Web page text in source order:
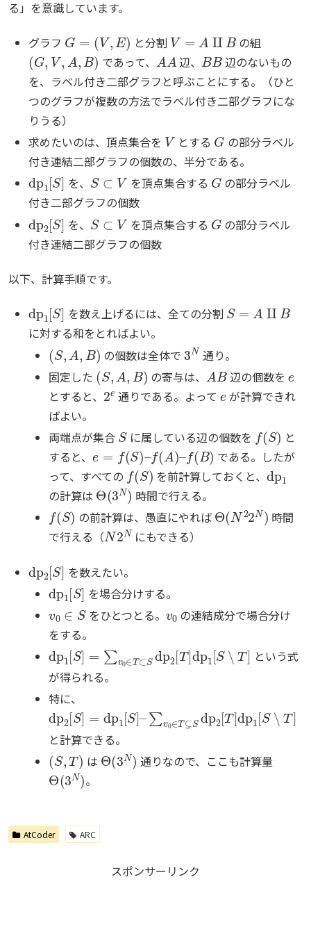
る」を意識しています。
グラフ
,E
と分割 の組
(G ,V ,A,B )
であって、
AA
辺、
BB
辺のないもの
を、ラベル付き二部グラフと呼ぶことにする。（ひと
つのグラフが複数の方法でラベル付き二部グラフにな
りうる）
求めたいのは、頂点集合を
とする
の部分ラベル
付き連結二部グラフの個数の、半分である。
dp1[S]
を、
S⊂V
を頂点集合する
G
の部分ラベル
付き二部グラフの個数
dp2[S]
を、
S⊂V
を頂点集合する
の部分ラベル
付き連結二部グラフの個数
以下、計算手順です。
1 S
を数え上げるには、全ての分割
に対する和をとればよい。
( S ,A,B)
の個数は全体で
N
通り。
固定した
( S,A,B)
の寄与は、
A B
辺の個数を
とすると、
2e
通りである。よって
e
が計算できれ
ばよい。
両端点が集合
に属している辺の個数を
S )
と
すると、
e=f( S)–f(A)–f(B)
である。したが
って、すべての
f(S
を前計算しておくと、
dp1
の計算は
Θ(3N)
時間で行える。
f(S)
の前計算は、愚直にやれば
( 2 N
時間
で行える（
N2N
にもできる）
を数えたい。
dp 1[S]
を場合分けする。
v0∈S
をひとつとる。
v
の連結成分で場合分け
をする。
dp1[S ∑v dp2 ]dp S
という式
が得られる。
特に、
dp2[ S [ S]
∑v0 ∈ dp [T] ]
と計算できる。
(S,T)
は
Θ(3 N
通りなので、ここも計算量
Θ(3N)
。
AtCoder ARC
スポンサーリンク